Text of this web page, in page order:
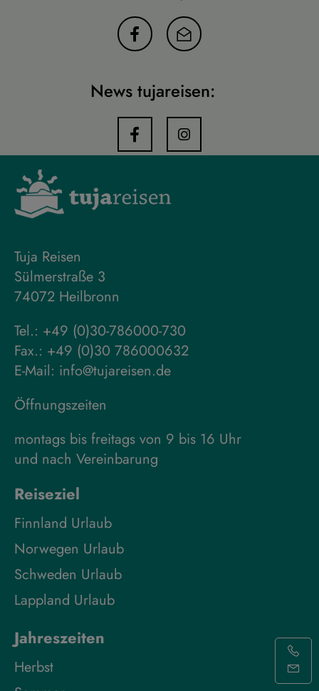
News tujareisen:
Tuja Reisen
Sülmerstraße 3
74072 Heilbronn
Tel.: +49 (0)30-786000-730
Fax.: +49 (0)30 786000632
E-Mail: info@tujareisen.de
Öffnungszeiten
montags bis freitags von 9 bis 16 Uhr
und nach Vereinbarung
Reiseziel
Finnland Urlaub
Norwegen Urlaub
Schweden Urlaub
Lappland Urlaub
Jahreszeiten
Herbst